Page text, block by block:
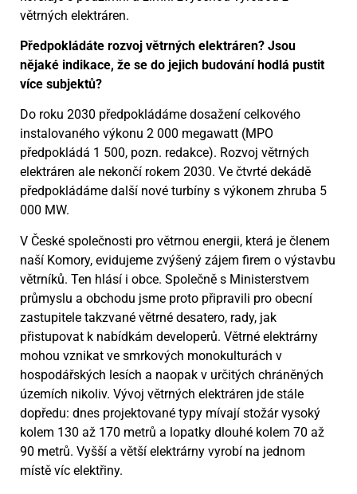
větrných elektráren.
Předpokládáte rozvoj větrných elektráren? Jsou
nějaké indikace, že se do jejich budování hodlá pustit
více subjektů?
Do roku 2030 předpokládáme dosažení celkového
instalovaného výkonu 2 000 megawatt (MPO
předpokládá 1 500, pozn. redakce). Rozvoj větrných
elektráren ale nekončí rokem 2030. Ve čtvrté dekádě
předpokládáme další nové turbíny s výkonem zhruba 5
000 MW.
V České společnosti pro větrnou energii, která je členem
naší Komory, evidujeme zvýšený zájem firem o výstavbu
větrníků. Ten hlásí i obce. Společně s Ministerstvem
průmyslu a obchodu jsme proto připravili pro obecní
zastupitele takzvané větrné desatero, rady, jak
přistupovat k nabídkám developerů. Větrné elektrárny
mohou vznikat ve smrkových monokulturách v
hospodářských lesích a naopak v určitých chráněných
územích nikoliv. Vývoj větrných elektráren jde stále
dopředu: dnes projektované typy mívají stožár vysoký
kolem 130 až 170 metrů a lopatky dlouhé kolem 70 až
90 metrů. Vyšší a větší elektrárny vyrobí na jednom
místě víc elektřiny.